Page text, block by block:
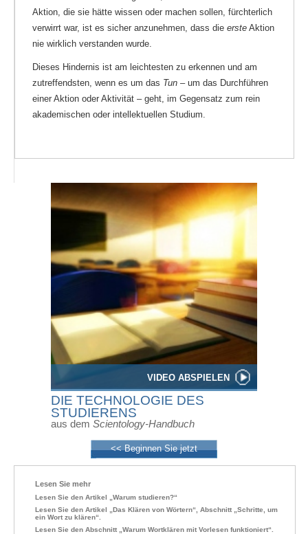
VIDEO ABSPIELEN
DIE TECHNOLOGIE DES
STUDIERENS
aus dem Scientology-Handbuch
<< Beginnen Sie jetzt
Aktion, die sie hätte wissen oder machen sollen, fürchterlich
verwirrt war, ist es sicher anzunehmen, dass die erste Aktion
nie wirklich verstanden wurde.
Dieses Hindernis ist am leichtesten zu erkennen und am
zutreffendsten, wenn es um das Tun – um das Durchführen
einer Aktion oder Aktivität – geht, im Gegensatz zum rein
akademischen oder intellektuellen Studium.
Lesen Sie mehr
Lesen Sie den Artikel „Warum studieren?“
Lesen Sie den Artikel „Das Klären von Wörtern“, Abschnitt „Schritte, um
ein Wort zu klären“.
Lesen Sie den Abschnitt „Warum Wortklären mit Vorlesen funktioniert“.